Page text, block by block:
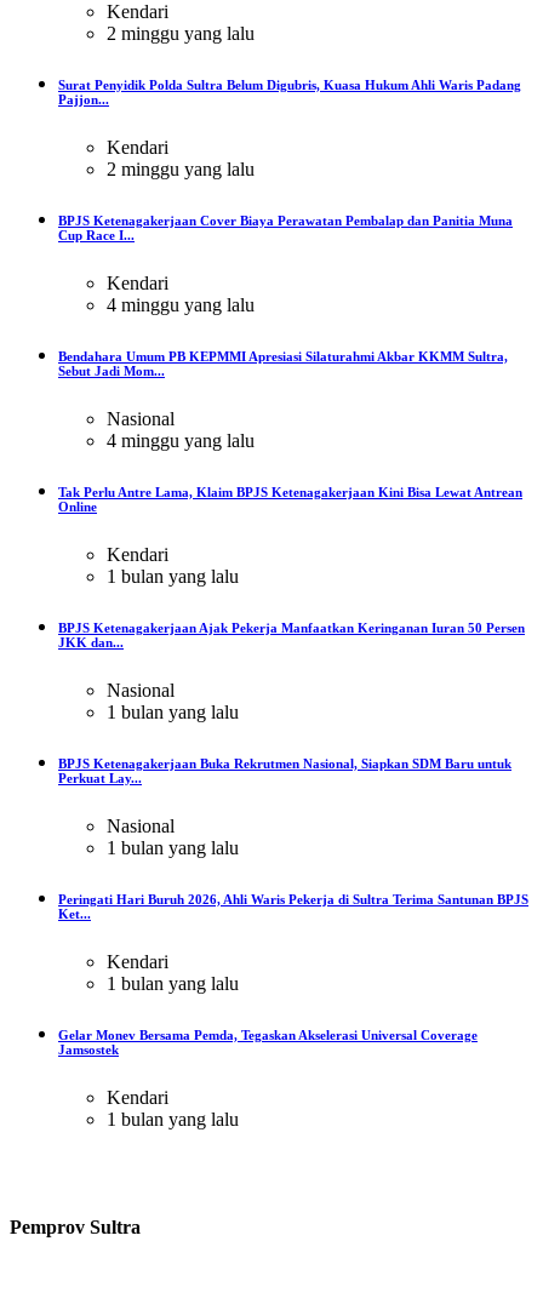
Kendari
2 minggu yang lalu
Surat Penyidik Polda Sultra Belum Digubris, Kuasa Hukum Ahli Waris Padang
Pajjon...
Kendari
2 minggu yang lalu
BPJS Ketenagakerjaan Cover Biaya Perawatan Pembalap dan Panitia Muna
Cup Race I...
Kendari
4 minggu yang lalu
Bendahara Umum PB KEPMMI Apresiasi Silaturahmi Akbar KKMM Sultra,
Sebut Jadi Mom...
Nasional
4 minggu yang lalu
Tak Perlu Antre Lama, Klaim BPJS Ketenagakerjaan Kini Bisa Lewat Antrean
Online
Kendari
1 bulan yang lalu
BPJS Ketenagakerjaan Ajak Pekerja Manfaatkan Keringanan Iuran 50 Persen
JKK dan...
Nasional
1 bulan yang lalu
BPJS Ketenagakerjaan Buka Rekrutmen Nasional, Siapkan SDM Baru untuk
Perkuat Lay...
Nasional
1 bulan yang lalu
Peringati Hari Buruh 2026, Ahli Waris Pekerja di Sultra Terima Santunan BPJS
Ket...
Kendari
1 bulan yang lalu
Gelar Monev Bersama Pemda, Tegaskan Akselerasi Universal Coverage
Jamsostek
Kendari
1 bulan yang lalu
Pemprov Sultra